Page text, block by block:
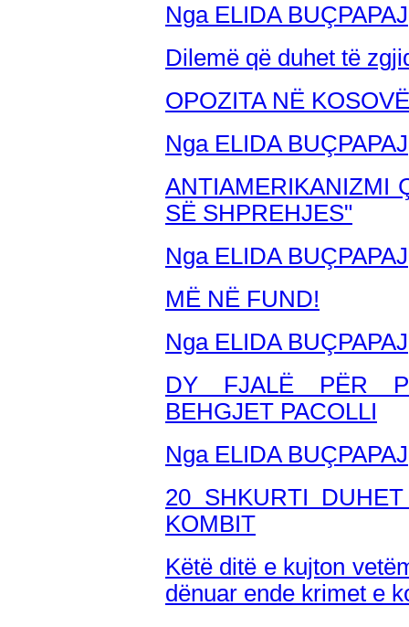
Nga ELIDA BUÇPAPAJ
Dilemë që duhet të
OPOZITA NË
Nga ELIDA BUÇPAPAJ
ANTIAMERIKANIZMI
SË SHPREHJES"
Nga ELIDA BUÇPAPAJ
MË NË FUND!
Nga ELIDA BUÇPAPAJ
DY FJALË PËR
BEHGJET PACOLLI
Nga ELIDA BUÇPAPAJ
20 SHKURTI
KOMBIT
Këtë ditë e kujton
dënuar ende krimet e